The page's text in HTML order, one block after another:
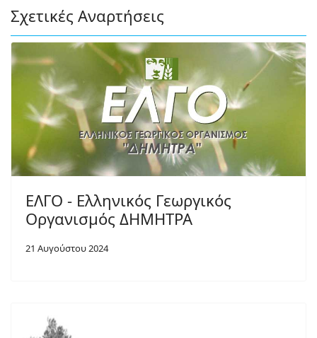
Σχετικές Αναρτήσεις
ΕΛΓΟ - Ελληνικός Γεωργικός
Οργανισμός ΔΗΜΗΤΡΑ
21 Αυγούστου 2024